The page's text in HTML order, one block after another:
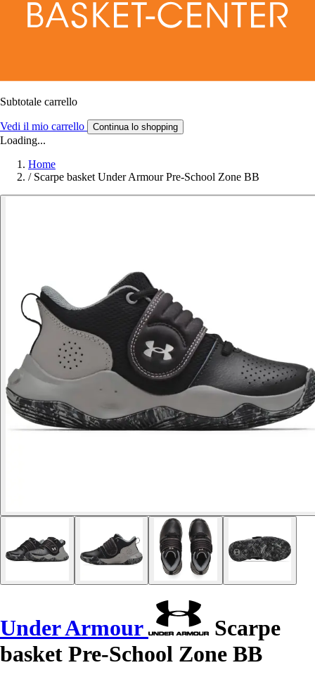
Subtotale carrello
Vedi il mio carrello Continua lo shopping
Loading...
Home
/ Scarpe basket Under Armour Pre-School Zone BB
Under Armour
Scarpe
basket Pre-School Zone BB